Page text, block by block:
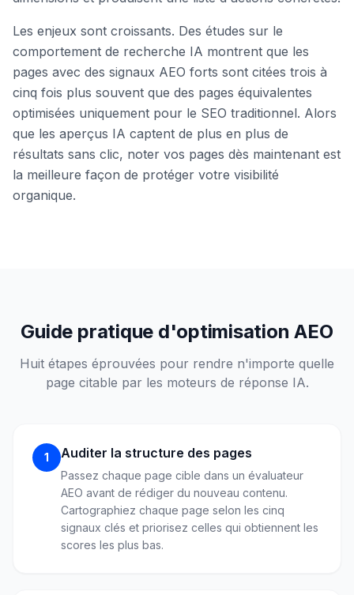
Les enjeux sont croissants. Des études sur le
comportement de recherche IA montrent que les
pages avec des signaux AEO forts sont citées trois à
cinq fois plus souvent que des pages équivalentes
optimisées uniquement pour le SEO traditionnel. Alors
que les aperçus IA captent de plus en plus de
résultats sans clic, noter vos pages dès maintenant est
la meilleure façon de protéger votre visibilité
organique.
Guide pratique d'optimisation AEO
Huit étapes éprouvées pour rendre n'importe quelle
page citable par les moteurs de réponse IA.
1 Auditer la structure des pages
Passez chaque page cible dans un évaluateur
AEO avant de rédiger du nouveau contenu.
Cartographiez chaque page selon les cinq
signaux clés et priorisez celles qui obtiennent les
scores les plus bas.